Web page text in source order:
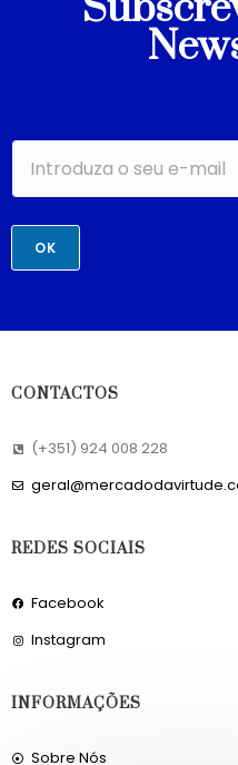
OK
CONTACTOS
(+351) 924 008 228
REDES SOCIAIS
Facebook
Instagram
INFORMAÇÕES
Sobre Nós